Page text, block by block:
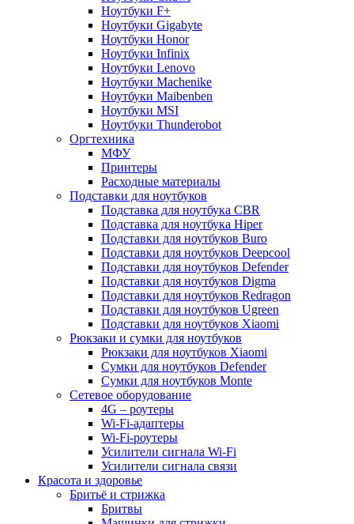
Ноутбуки F+
Ноутбуки Gigabyte
Ноутбуки Honor
Ноутбуки Infinix
Ноутбуки Lenovo
Ноутбуки Machenike
Ноутбуки Maibenben
Ноутбуки MSI
Ноутбуки Thunderobot
Оргтехника
МФУ
Принтеры
Расходные материалы
Подставки для ноутбуков
Подставка для ноутбука CBR
Подставка для ноутбука Hiper
Подставки для ноутбуков Buro
Подставки для ноутбуков Deepcool
Подставки для ноутбуков Defender
Подставки для ноутбуков Digma
Подставки для ноутбуков Redragon
Подставки для ноутбуков Ugreen
Подставки для ноутбуков Xiaomi
Рюкзаки и сумки для ноутбуков
Рюкзаки для ноутбуков Xiaomi
Сумки для ноутбуков Defender
Сумки для ноутбуков Monte
Сетевое оборудование
4G – роутеры
Wi-Fi-адаптеры
Wi-Fi-роутеры
Усилители сигнала Wi-Fi
Усилители сигнала связи
Красота и здоровье
Бритьё и стрижка
Бритвы